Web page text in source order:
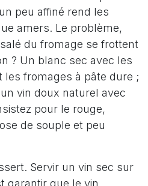
peu affiné rend les
amers. Le problème,
du fromage se frottent
? Un blanc sec avec les
les fromages à pâte dure ;
vin doux naturel avec
pour le rouge,
de souple et peu
Servir un vin sec sur
garantir que le vin